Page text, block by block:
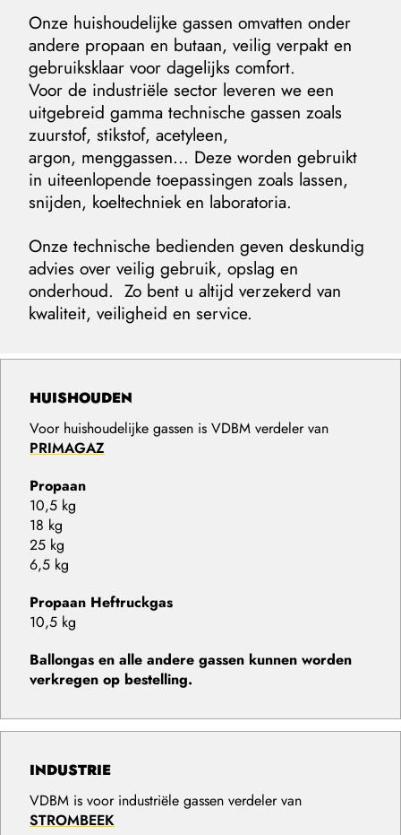
Onze huishoudelijke gassen omvatten onder
andere propaan en butaan, veilig verpakt en
gebruiksklaar voor dagelijks comfort.
Voor de industriële sector leveren we een
uitgebreid gamma technische gassen zoals
zuurstof, stikstof, acetyleen,
argon, menggassen... Deze worden gebruikt
in uiteenlopende toepassingen zoals lassen,
snijden, koeltechniek en laboratoria.
Onze technische bedienden geven deskundig
advies over veilig gebruik, opslag en
onderhoud. Zo bent u altijd verzekerd van
kwaliteit, veiligheid en service.
HUISHOUDEN
Voor huishoudelijke gassen is VDBM verdeler van
PRIMAGAZ
Propaan
10,5 kg
18 kg
25 kg
6,5 kg
Propaan Heftruckgas
10,5 kg
Ballongas en alle andere gassen kunnen worden
verkregen op bestelling.
INDUSTRIE
VDBM is voor industriële gassen verdeler van
STROMBEEK